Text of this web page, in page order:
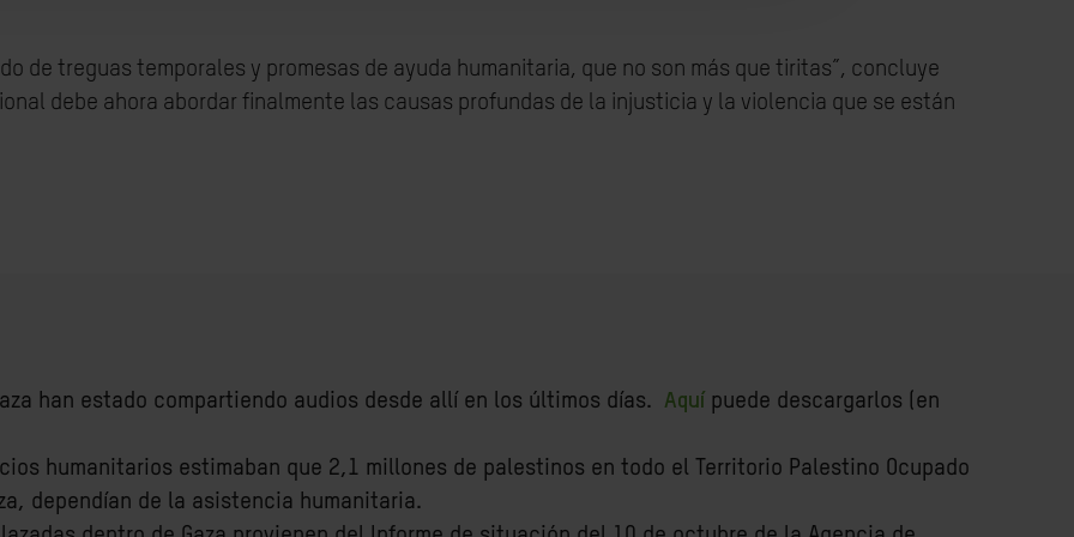
de treguas temporales y promesas de ayuda humanitaria, que no son más que tiritas”, concluye
debe ahora abordar finalmente las causas profundas de la injusticia y la violencia que se están
han estado compartiendo audios desde allí en los últimos días. Aquí puede descargarlos (en
humanitarios estimaban que 2,1 millones de palestinos en todo el Territorio Palestino Ocupado
dependían de la asistencia humanitaria.